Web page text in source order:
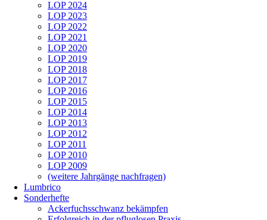
LOP 2024
LOP 2023
LOP 2022
LOP 2021
LOP 2020
LOP 2019
LOP 2018
LOP 2017
LOP 2016
LOP 2015
LOP 2014
LOP 2013
LOP 2012
LOP 2011
LOP 2010
LOP 2009
(weitere Jahrgänge nachfragen)
Lumbrico
Sonderhefte
Ackerfuchsschwanz bekämpfen